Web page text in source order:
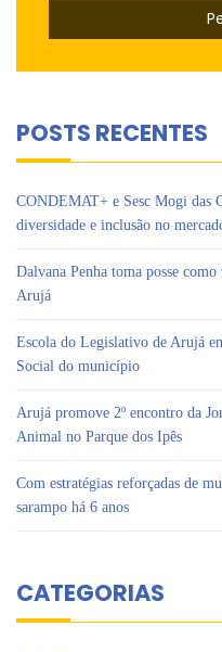
POSTS RECENTES
CONDEMAT+ e Sesc Mogi das
diversidade e inclusão no
Dalvana Penha toma posse como
Arujá
Escola do Legislativo de Arujá
Social do município
Arujá promove 2º encontro da
Animal no Parque dos Ipês
Com estratégias reforçadas de
sarampo há 6 anos
CATEGORIAS